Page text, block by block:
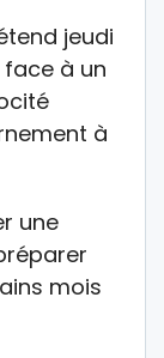
jeudi
à un
à
une
mois